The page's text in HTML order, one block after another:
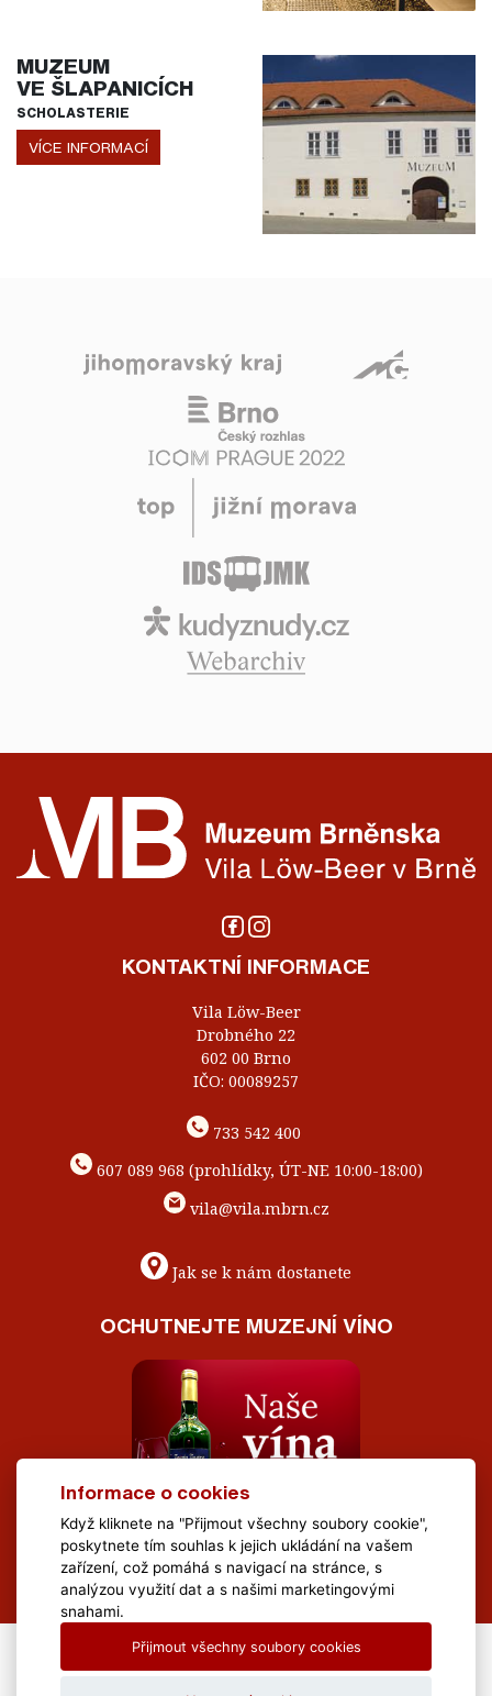
MUZEUM
VE ŠLAPANICÍCH
SCHOLASTERIE
VÍCE INFORMACÍ
KONTAKTNÍ INFORMACE
Vila Löw-Beer
Drobného 22
602 00 Brno
IČO: 00089257
733 542 400
607 089 968 (prohlídky, ÚT-NE 10:00-18:00)
vila@vila.mbrn.cz
Jak se k nám dostanete
OCHUTNEJTE MUZEJNÍ VÍNO
All Rights Reserved Muzeum Brněnska © 2020, Webdesign by
Informace o cookies
Když kliknete na "Přijmout všechny soubory cookie",
poskytnete tím souhlas k jejich ukládání na vašem
zařízení, což pomáhá s navigací na stránce, s
analýzou využití dat a s našimi marketingovými
snahami.
Přijmout všechny soubory cookies